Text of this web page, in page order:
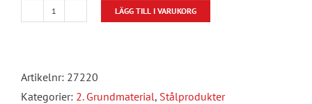
Kvadratiska
LÄGG TILL I VARUKORG
Artikelnr: 27220
Kategorier: 2. Grundmaterial, Stålprodukter